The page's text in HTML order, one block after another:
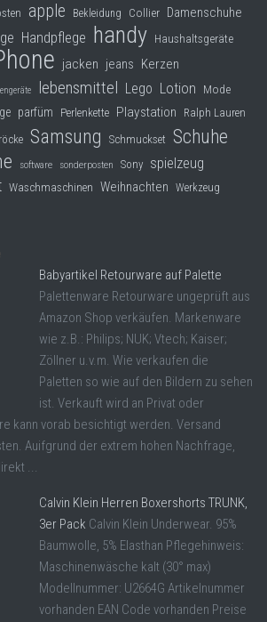
apple Bekleidung Collier Damenschuhe
Handpflege handy Haushaltsgeräte
jacken jeans Kerzen
lebensmittel Lego Lotion Mode
parfüm Perlenkette Playstation Ralph Lauren
röcke Samsung Schmuckset Schuhe
software sonderposten Sony spielzeug
Waschmaschinen Weihnachten Werkzeug
Babyartikel Retourware auf Palette
Palettenware Retourware ungeprüft aus
Amazon Shop verkäufen. Markenware
wie z.B.: Philips; NUK; Vtech; Kaiser;
Zöllner u.v.m. Wie verkaufen die
Paletten so wie auf den Bildern zu sehen
ist. Verkauft wird an Privat oder
kann vorab besichtigt werden. Versand
Auifgrund der extrem hohen Nachfrage,
...
Calvin Klein Herren Boxershorts TRUNK,
3er Pack Calvin Klein Underwear. 95%
Baumwolle, 5% Elasthan Pflegehinweis:
Maschinenwäsche kalt (30° max)
Modellnummer: U2664G Artikelnummer
vorhanden EAN Code vorhanden Preise